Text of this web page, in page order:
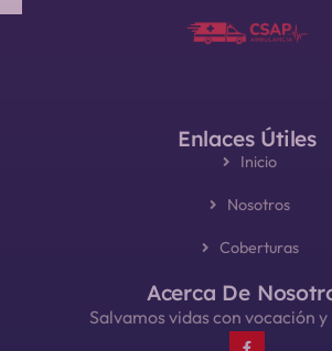
Enlaces Útiles
Inicio
Nosotros
Coberturas
Acerca De
Salvamos vidas con vocación